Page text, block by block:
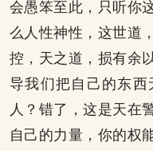
会愚笨至此，只听你
么人性神性，这世道
控，天之道，损有余
导我们把自己的东
人？错了，这是天在
自己的力量，你的权